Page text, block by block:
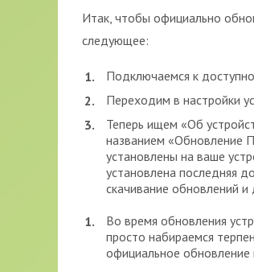
Итак, чтобы официально
следующее:
Подключаемся к
Переходим в настройки
Теперь ищем «Об
названием «Обновление
установлены на ваше
установлена последняя
скачивание обновлений
Во время обновления
просто набираемся
официальное